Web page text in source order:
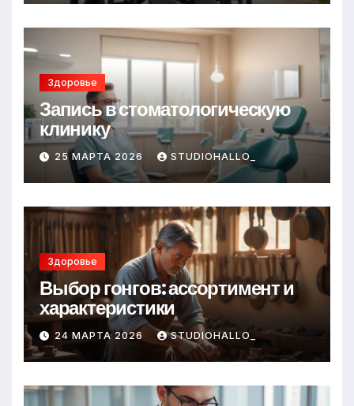
Здоровье
Запись в стоматологическую
клинику
25 МАРТА 2026 STUDIOHALLO_
Здоровье
Выбор гонгов: ассортимент и
характеристики
24 МАРТА 2026 STUDIOHALLO_